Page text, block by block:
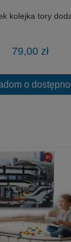
kolejka tory
79,00 zł
o